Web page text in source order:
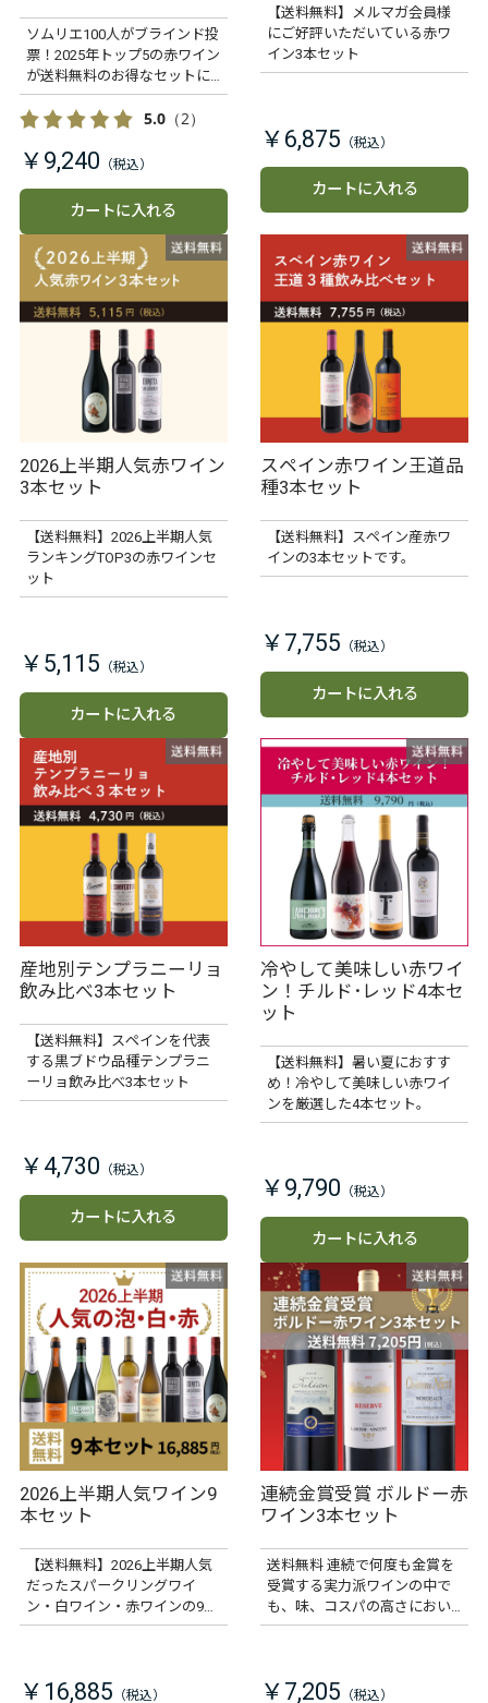
ソムリエ100人がブラインド投
票！2025年トップ5の赤ワイン
が送料無料のお得なセットに
なって登場。まずこれを選べ
ば間違いなしです。5.0（2）
￥9,240
カートに入れる
【送料無料】メルマガ会員様
にご好評いただいている赤ワ
イン3本セット
￥6,875
カートに入れる
2026上半期人気赤ワイン
3本セット
【送料無料】2026上半期人気
ランキングTOP3の赤ワインセ
ット
￥5,115
カートに入れる
スペイン赤ワイン王道品
種3本セット
【送料無料】スペイン産赤ワ
インの3本セットです。
￥7,755
カートに入れる
産地別テンプラニーリョ
飲み比べ3本セット
【送料無料】スペインを代表
する黒ブドウ品種テンプラニ
ーリョ飲み比べ3本セット
￥4,730
カートに入れる
冷やして美味しい赤ワイ
ン！チルド･レッド4本セ
ット
【送料無料】暑い夏におすす
め！冷やして美味しい赤ワイ
ンを厳選した4本セット。
￥9,790
カートに入れる
2026上半期人気ワイン9
本セット
【送料無料】2026上半期人気
だったスパークリングワイ
ン・白ワイン・赤ワインの9本
セット
￥16,885
連続金賞受賞 ボルドー赤
ワイン3本セット
送料無料 連続で何度も金賞を
受賞する実力派ワインの中で
も、味、コスパの高さにおい
ておすすめの3本をセットにし
￥7,205